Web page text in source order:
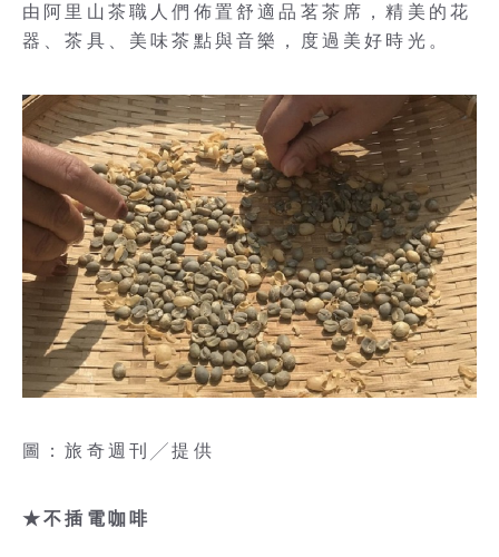
由阿里山茶職人們佈置舒適品茗茶席，精美的花
器、茶具、美味茶點與音樂，度過美好時光。
圖：旅奇週刊╱提供
★不插電咖啡